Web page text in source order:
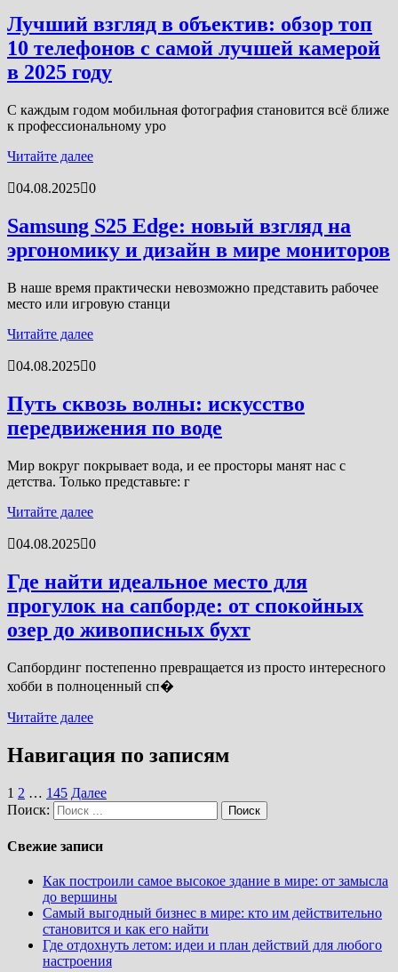
Лучший взгляд в объектив: обзор топ
10 телефонов с самой лучшей камерой
в 2025 году
С каждым годом мобильная фотография становится всё ближе
к профессиональному уро
Читайте далее
04.08.2025 0
Samsung S25 Edge: новый взгляд на
эргономику и дизайн в мире мониторов
В наше время практически невозможно представить рабочее
место или игровую станци
Читайте далее
04.08.2025 0
Путь сквозь волны: искусство
передвижения по воде
Мир вокруг покрывает вода, и ее просторы манят нас с
детства. Только представьте: г
Читайте далее
04.08.2025 0
Где найти идеальное место для
прогулок на сапборде: от спокойных
озер до живописных бухт
Сапбординг постепенно превращается из просто интересного
хобби в полноценный сп�
Читайте далее
Навигация по записям
1 2 … 145 Далее
Поиск:
Свежие записи
Как построили самое высокое здание в мире: от замысла
до вершины
Самый выгодный бизнес в мире: кто им действительно
становится и как его найти
Где отдохнуть летом: идеи и план действий для любого
настроения